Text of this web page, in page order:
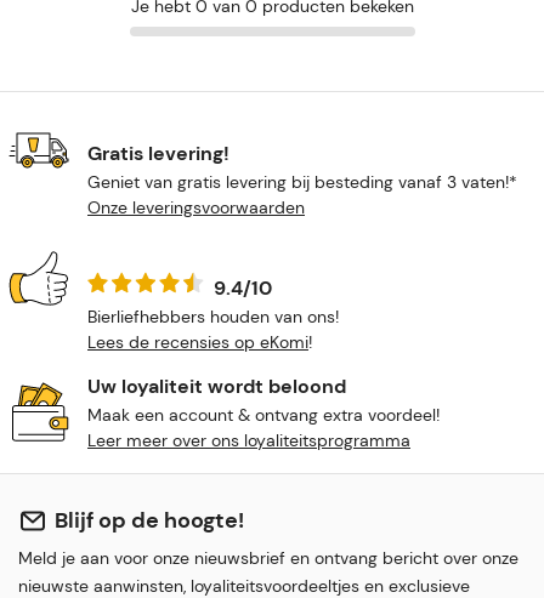
Je hebt 0 van 0 producten bekeken
Gratis levering!
Geniet van gratis levering bij besteding vanaf 3 vaten!*
Onze leveringsvoorwaarden
9.4/10
Bierliefhebbers houden van ons!
Lees de recensies op eKomi!
Uw loyaliteit wordt beloond
Maak een account & ontvang extra voordeel!
Leer meer over ons loyaliteitsprogramma
Blijf op de hoogte!
Meld je aan voor onze nieuwsbrief en ontvang bericht over onze
nieuwste aanwinsten, loyaliteitsvoordeeltjes en exclusieve